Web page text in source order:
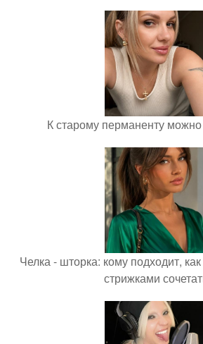
К старому перманенту
Челка - шторка: кому подходит,
стрижками